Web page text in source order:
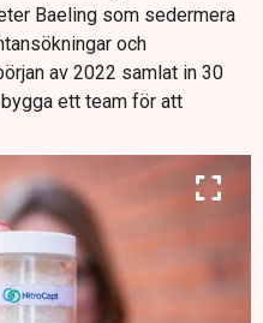
Baeling som sedermera
och
av 2022 samlat in 30
ett team för att